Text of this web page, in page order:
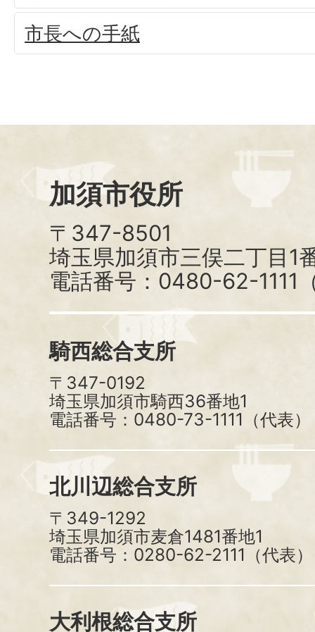
市長への手紙
加須市役所
〒347-8501
埼玉県加須市三俣二丁目1
電話番号：0480-62-1111
騎西総合支所
〒347-0192
埼玉県加須市騎西36番地1
電話番号：0480-73-1111（代表）
北川辺総合支所
〒349-1292
埼玉県加須市麦倉1481番地1
電話番号：0280-62-2111（代表）
大利根総合支所